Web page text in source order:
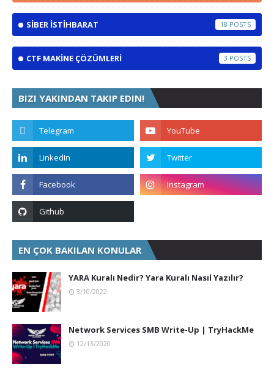
SİBER İSTİHBARAT 18
CTF MAKİNE ÇÖZÜMLERİ 3
BIZI YAKINDAN TAKIP EDIN!
EN ÇOK BAKILAN KONULAR
YARA Kuralı Nedir? Yara Kuralı Nasıl Yazılır?
3/10/2022
Network Services SMB Write-Up | TryHackMe
12/13/2020